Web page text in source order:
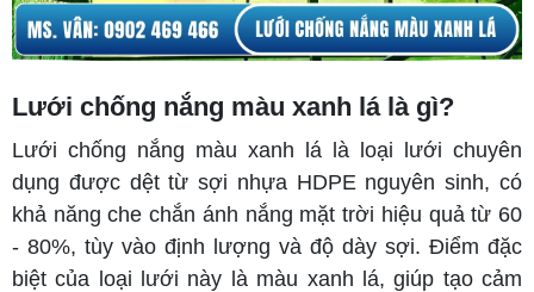
Lưới chống nắng màu xanh lá là gì?
Lưới chống nắng màu xanh lá là loại lưới chuyên
dụng được dệt từ sợi nhựa HDPE nguyên sinh, có
khả năng che chắn ánh nắng mặt trời hiệu quả từ 60
- 80%, tùy vào định lượng và độ dày sợi. Điểm đặc
biệt của loại lưới này là màu xanh lá, giúp tạo cảm